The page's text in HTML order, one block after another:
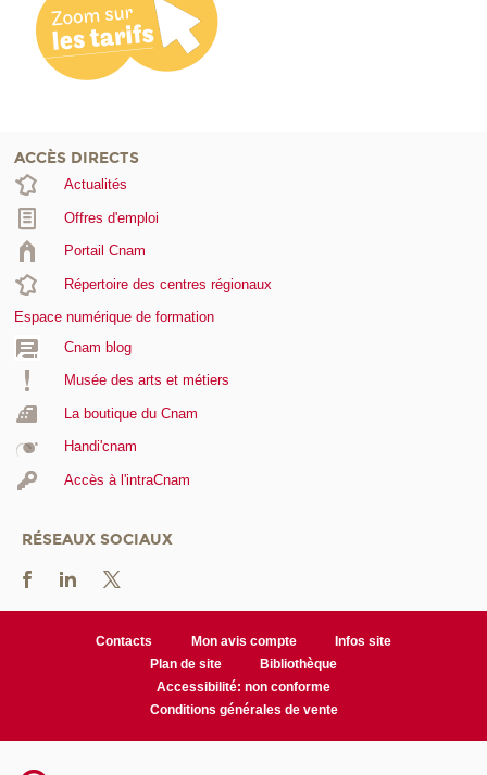
ACCÈS DIRECTS
Actualités
Offres d'emploi
Portail Cnam
Répertoire des centres régionaux
Espace numérique de formation
Cnam blog
Musée des arts et métiers
La boutique du Cnam
Handi'cnam
Accès à l'intraCnam
RÉSEAUX SOCIAUX
Contacts Mon avis compte
Infos site
Plan de site
Bibliothèque
Accessibilité: non conforme
Conditions générales de vente